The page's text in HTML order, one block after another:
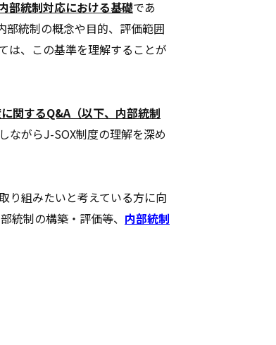
部統制対応における基礎であ
部統制の概念や目的、評価範囲
は、この基準を理解することが
関するQ&A（以下、内部統制
ながらJ-SOX制度の理解を深め
り組みたいと考えている方に向
統制の構築・評価等、 内部統制